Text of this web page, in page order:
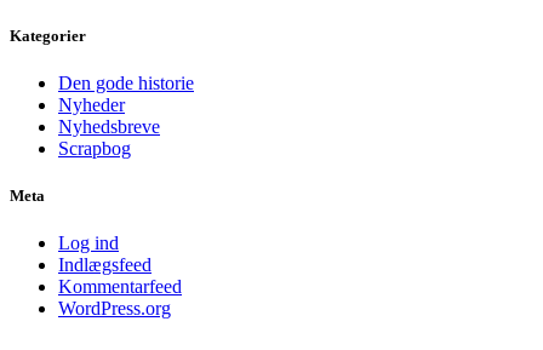
Kategorier
Den gode historie
Nyheder
Nyhedsbreve
Scrapbog
Meta
Log ind
Indlægsfeed
Kommentarfeed
WordPress.org